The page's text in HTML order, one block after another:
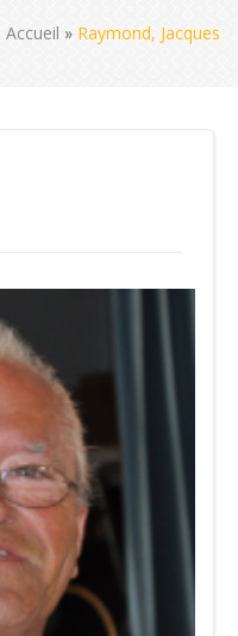
Accueil » Raymond, Jacques